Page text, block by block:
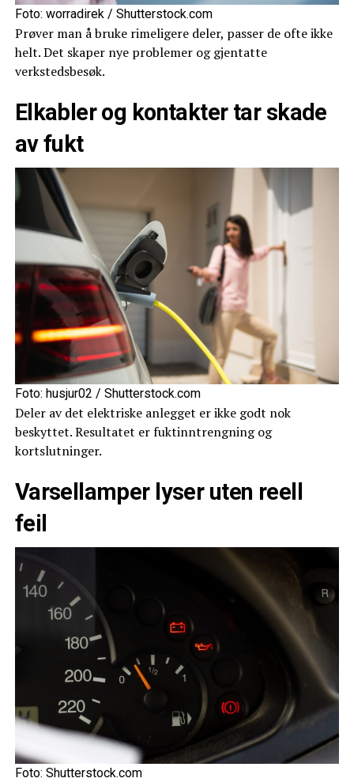
Foto: worradirek / Shutterstock.com
Prøver man å bruke rimeligere deler, passer de ofte ikke
helt. Det skaper nye problemer og gjentatte
verkstedsbesøk.
Elkabler og kontakter tar skade
av fukt
Foto: husjur02 / Shutterstock.com
Deler av det elektriske anlegget er ikke godt nok
beskyttet. Resultatet er fuktinntrengning og
kortslutninger.
Varsellamper lyser uten reell
feil
Foto: Shutterstock.com